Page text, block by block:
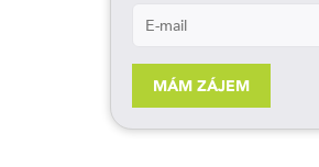
MÁM ZÁJEM